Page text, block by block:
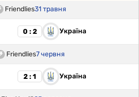
Friendlies31 травня
0 : 2 Україна
Friendlies7 червня
2 : 1 Україна